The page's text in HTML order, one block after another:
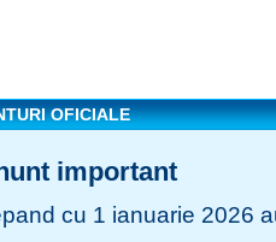
OFICIALE
important
cu 1 ianuarie 2026